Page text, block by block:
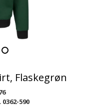
Flaskegrøn
0362-590